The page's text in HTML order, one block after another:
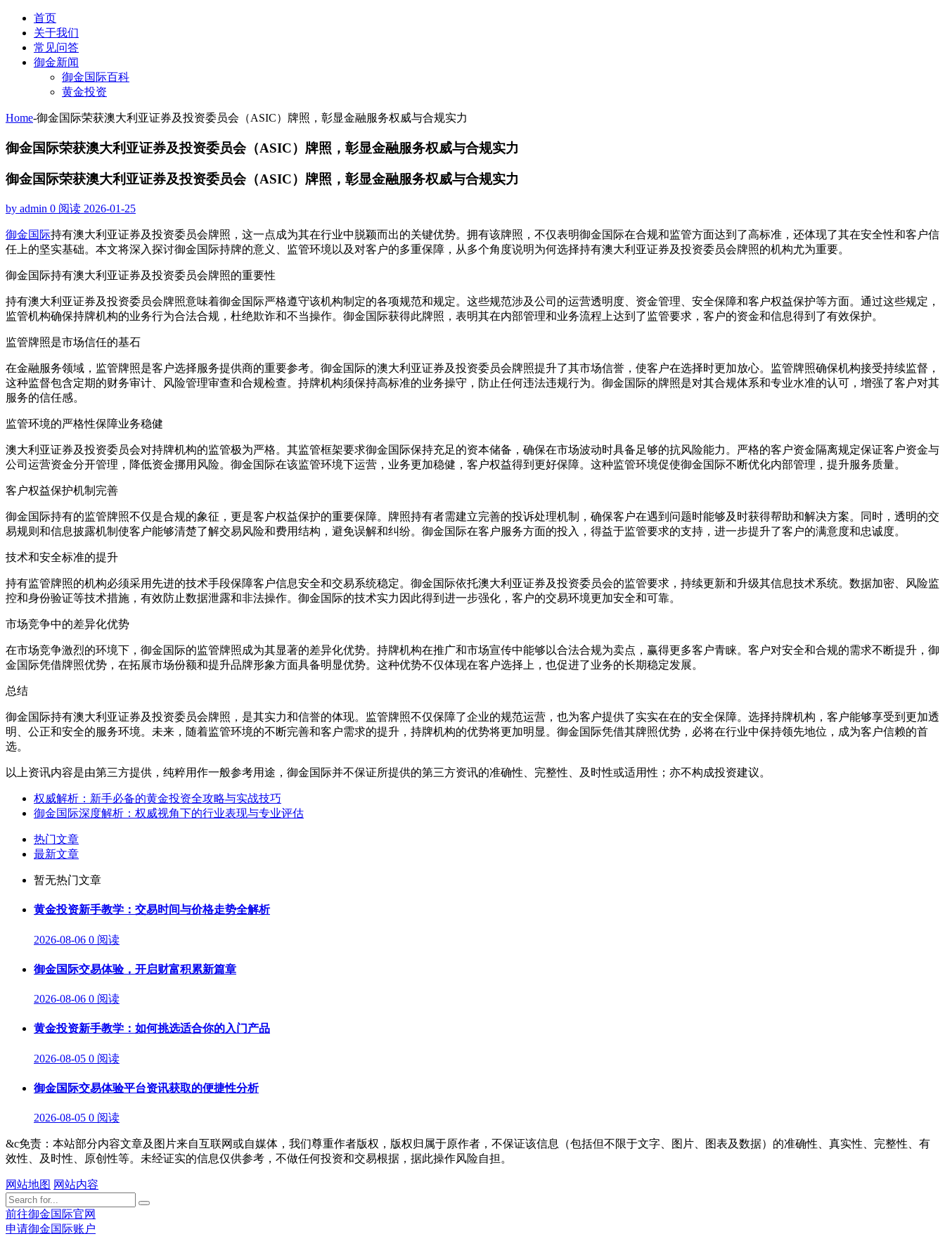
首页
关于我们
常见问答
御金新闻
御金国际百科
黄金投资
Home-御金国际荣获澳大利亚证券及投资委员会（ASIC）牌照，彰显金融服务权威与合规实力
御金国际荣获澳大利亚证券及投资委员会（ASIC）牌照，彰显金融服务权威与合规实力
御金国际荣获澳大利亚证券及投资委员会（ASIC）牌照，彰显金融服务权威与合规实力
by admin 0 阅读 2026-01-25
御金国际持有澳大利亚证券及投资委员会牌照，这一点成为其在行业中脱颖而出的关键优势。拥有该牌照，不仅表明御金国际在合规和监管方面达到了高标准，还体现了其在安全性和客户信
任上的坚实基础。本文将深入探讨御金国际持牌的意义、监管环境以及对客户的多重保障，从多个角度说明为何选择持有澳大利亚证券及投资委员会牌照的机构尤为重要。
御金国际持有澳大利亚证券及投资委员会牌照的重要性
持有澳大利亚证券及投资委员会牌照意味着御金国际严格遵守该机构制定的各项规范和规定。这些规范涉及公司的运营透明度、资金管理、安全保障和客户权益保护等方面。通过这些规定，
监管机构确保持牌机构的业务行为合法合规，杜绝欺诈和不当操作。御金国际获得此牌照，表明其在内部管理和业务流程上达到了监管要求，客户的资金和信息得到了有效保护。
监管牌照是市场信任的基石
在金融服务领域，监管牌照是客户选择服务提供商的重要参考。御金国际的澳大利亚证券及投资委员会牌照提升了其市场信誉，使客户在选择时更加放心。监管牌照确保机构接受持续监督，
这种监督包含定期的财务审计、风险管理审查和合规检查。持牌机构须保持高标准的业务操守，防止任何违法违规行为。御金国际的牌照是对其合规体系和专业水准的认可，增强了客户对其
服务的信任感。
监管环境的严格性保障业务稳健
澳大利亚证券及投资委员会对持牌机构的监管极为严格。其监管框架要求御金国际保持充足的资本储备，确保在市场波动时具备足够的抗风险能力。严格的客户资金隔离规定保证客户资金与
公司运营资金分开管理，降低资金挪用风险。御金国际在该监管环境下运营，业务更加稳健，客户权益得到更好保障。这种监管环境促使御金国际不断优化内部管理，提升服务质量。
客户权益保护机制完善
御金国际持有的监管牌照不仅是合规的象征，更是客户权益保护的重要保障。牌照持有者需建立完善的投诉处理机制，确保客户在遇到问题时能够及时获得帮助和解决方案。同时，透明的交
易规则和信息披露机制使客户能够清楚了解交易风险和费用结构，避免误解和纠纷。御金国际在客户服务方面的投入，得益于监管要求的支持，进一步提升了客户的满意度和忠诚度。
技术和安全标准的提升
持有监管牌照的机构必须采用先进的技术手段保障客户信息安全和交易系统稳定。御金国际依托澳大利亚证券及投资委员会的监管要求，持续更新和升级其信息技术系统。数据加密、风险监
控和身份验证等技术措施，有效防止数据泄露和非法操作。御金国际的技术实力因此得到进一步强化，客户的交易环境更加安全和可靠。
市场竞争中的差异化优势
在市场竞争激烈的环境下，御金国际的监管牌照成为其显著的差异化优势。持牌机构在推广和市场宣传中能够以合法合规为卖点，赢得更多客户青睐。客户对安全和合规的需求不断提升，御
金国际凭借牌照优势，在拓展市场份额和提升品牌形象方面具备明显优势。这种优势不仅体现在客户选择上，也促进了业务的长期稳定发展。
总结
御金国际持有澳大利亚证券及投资委员会牌照，是其实力和信誉的体现。监管牌照不仅保障了企业的规范运营，也为客户提供了实实在在的安全保障。选择持牌机构，客户能够享受到更加透
明、公正和安全的服务环境。未来，随着监管环境的不断完善和客户需求的提升，持牌机构的优势将更加明显。御金国际凭借其牌照优势，必将在行业中保持领先地位，成为客户信赖的首
选。
以上资讯内容是由第三方提供，纯粹用作一般参考用途，御金国际并不保证所提供的第三方资讯的准确性、完整性、及时性或适用性；亦不构成投资建议。
权威解析：新手必备的黄金投资全攻略与实战技巧
御金国际深度解析：权威视角下的行业表现与专业评估
热门文章
最新文章
暂无热门文章
黄金投资新手教学：交易时间与价格走势全解析
2026-08-06 0 阅读
御金国际交易体验，开启财富积累新篇章
2026-08-06 0 阅读
黄金投资新手教学：如何挑选适合你的入门产品
2026-08-05 0 阅读
御金国际交易体验平台资讯获取的便捷性分析
2026-08-05 0 阅读
&c免责：本站部分内容文章及图片来自互联网或自媒体，我们尊重作者版权，版权归属于原作者，不保证该信息（包括但不限于文字、图片、图表及数据）的准确性、真实性、完整性、有
效性、及时性、原创性等。未经证实的信息仅供参考，不做任何投资和交易根据，据此操作风险自担。
网站地图 网站内容
前往御金国际官网
申请御金国际账户